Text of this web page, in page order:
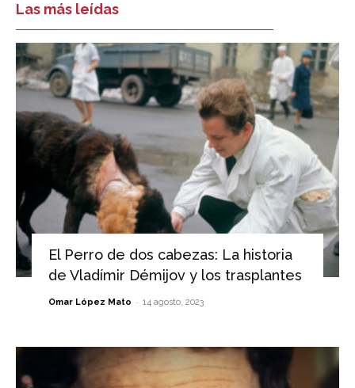
Las más leídas
El Perro de dos cabezas: La historia
de Vladímir Démijov y los trasplantes
Omar López Mato - 14 agosto, 2023